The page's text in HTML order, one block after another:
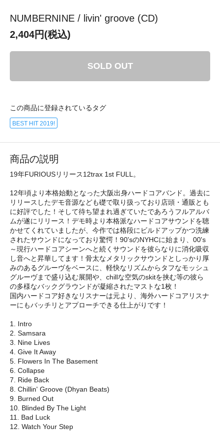
NUMBERNINE / livin' groove (CD)
2,404円(税込)
SOLD OUT
この商品に登録されているタグ
BEST HIT 2019!
商品の説明
19年FURIOUSリリース12trax 1st FULL。
12年頃より本格始動となった大阪出身ハードコアバンド。過去に
リリースしたデモ音源なども礎で取り扱っており店頭・通販とも
に好評でした！そして待ち望まれ過ぎていたであろうフルアルバ
ムが遂にリリース！デモ時より本格派なハードコアサウンドを聴
かせてくれていましたが、今作では格段にビルドアップかつ洗練
されたサウンドになっており驚愕！90'sのNYHCに始まり、00's
～現行ハードコアシーンへと続くサウンドを彼らなりに消化吸収
し音へと昇華してます！骨太なメタリックサウンドとしっかり厚
みのあるグルーヴをベースに、軽快なリズムからタフなモッシュ
グルーヴまで盛り込む展開や、chillな空気のskitを挟む等の彼ら
の多様なバックグラウンドが凝縮されたマストな1枚！
国内ハードコア好きなリスナーは元より、海外ハードコアリスナ
ーにもバッチリとアプローチできる仕上がりです！
1. Intro
2. Samsara
3. Nine Lives
4. Give It Away
5. Flowers In The Basement
6. Collapse
7. Ride Back
8. Chillin' Groove (Dhyan Beats)
9. Burned Out
10. Blinded By The Light
11. Bad Luck
12. Watch Your Step